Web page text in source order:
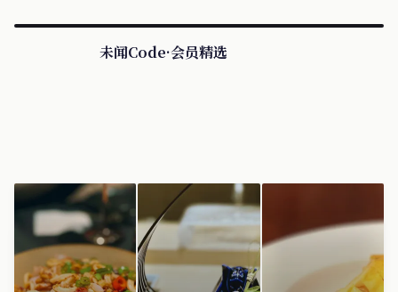
未闻Code·会员精选